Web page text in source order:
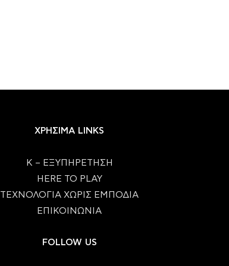
ΧΡΗΣΙΜΑ LINKS
Κ – ΕΞΥΠΗΡΕΤΗΣΗ
HERE TO PLAY
ΤΕΧΝΟΛΟΓΙΑ ΧΩΡΙΣ ΕΜΠΟΔΙΑ
ΕΠΙΚΟΙΝΩΝΙΑ
FOLLOW US